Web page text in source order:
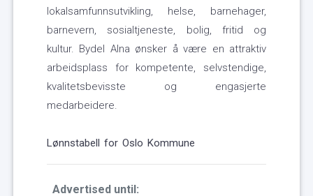
lokalsamfunnsutvikling, helse, barnehager,
barnevern, sosialtjeneste, bolig, fritid og
kultur. Bydel Alna ønsker å være en attraktiv
arbeidsplass for kompetente, selvstendige,
kvalitetsbevisste og engasjerte
medarbeidere.
Lønnstabell for Oslo Kommune
Advertised until: